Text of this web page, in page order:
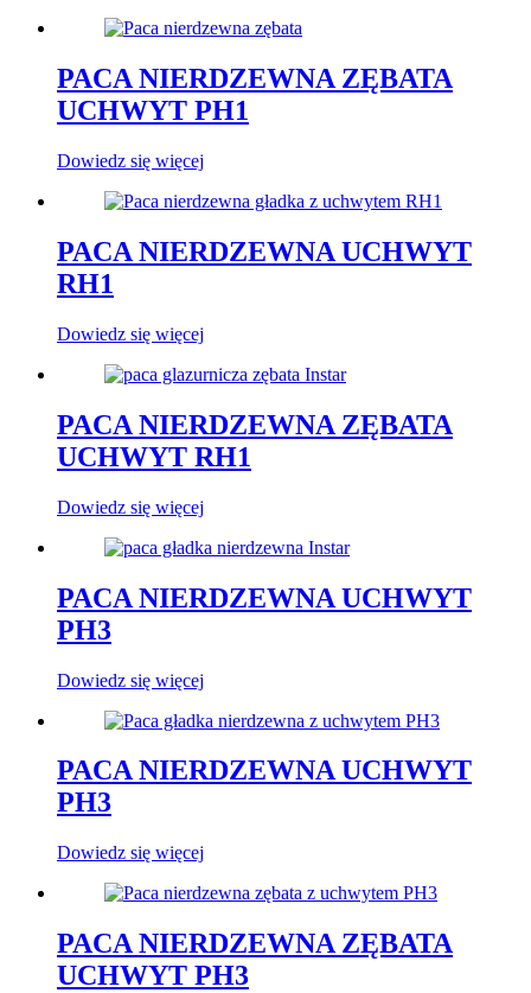
PACA NIERDZEWNA ZĘBATA
UCHWYT PH1
Dowiedz się więcej
PACA NIERDZEWNA UCHWYT
RH1
Dowiedz się więcej
PACA NIERDZEWNA ZĘBATA
UCHWYT RH1
Dowiedz się więcej
PACA NIERDZEWNA UCHWYT
PH3
Dowiedz się więcej
PACA NIERDZEWNA UCHWYT
PH3
Dowiedz się więcej
PACA NIERDZEWNA ZĘBATA
UCHWYT PH3